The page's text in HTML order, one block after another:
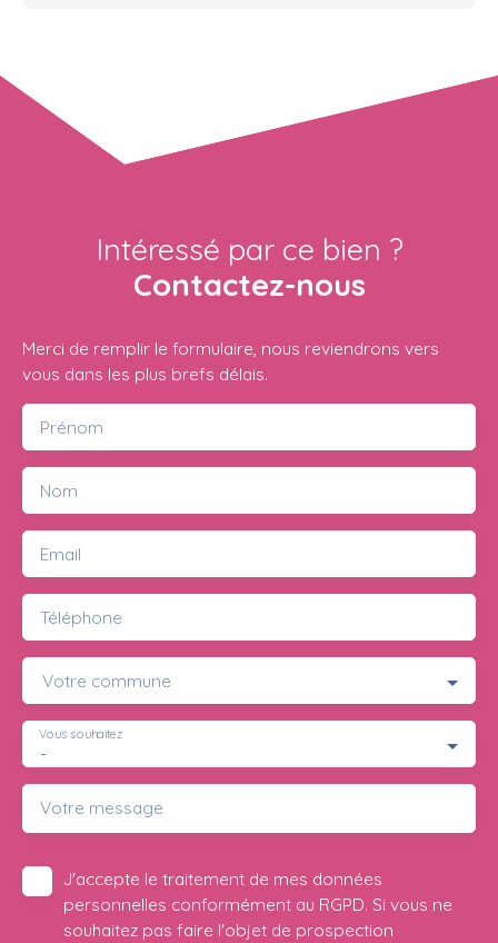
Intéressé par ce bien ?
Contactez-nous
Merci de remplir le formulaire, nous reviendrons vers
vous dans les plus brefs délais.
Prénom
Nom
Email
Téléphone
Votre commune
-
Vous souhaitez
Votre message
J'accepte le traitement de mes données
personnelles conformément au RGPD. Si vous ne
souhaitez pas faire l'objet de prospection